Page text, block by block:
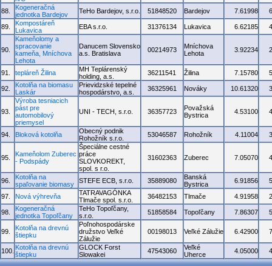
88.
Kogeneračná
jednotka Bardejov
TeHo Bardejov, s.r.o. 51848520 Bardejov 7.61998
89.
Kompostáreň
Lukavica
EBA s.r.o. 31376134 Lukavica 6.62185
90.
Kameňolomy a
spracovanie
kameňa, Mníchova
Lehota
Danucem Slovensko
a.s. Bratislava
00214973
Mníchova
Lehota
3.92234
91. tepláreň Žilina
MH Teplárenský
holding, a.s.
36211541 Žilina 7.15780
92.
Kotolňa na biomasu
Laskár
Prievidzské tepelné
hospodárstvo, a.s.
36325961 Nováky 10.61320
93.
Výroba tesniacich
pást pre
automobilový
priemysel
UNI - TECH, s.r.o. 36357723
Považská
Bystrica
4.53100
94. Bloková kotolňa
Obecný podnik
Rohožník s.r.o.
53046587 Rohožník 4.11004
95.
Kameňolom Zuberec
- Podspády
Špeciálne cestné
práce
SLOVKOREKT,
spol. s r.o.
31602363 Zuberec 7.05070
96.
Kotolňa na
spaľovanie biomasy
STEFE ECB, s.r.o. 35889080
Banská
Bystrica
6.91856
97. Nová výhrevňa
TATRAVAGÓNKA
Tlmače spol. s.r.o.
36482153 Tlmače 4.91958
98.
Kogeneračná
jednotka Topoľčany
TeHo Topoľčany,
s.r.o.
51858584 Topoľčany 7.86307
99.
Kotolňa na drevnú
štiepku
Poľnohospodárske
družstvo Veľké
Zálužie
00198013 Veľké Zálužie 6.42900
100. Kotolňa na drevnú
štiepku
GLOCK Forst
Slowakei
47543060
Veľké
Uherce
4.05000